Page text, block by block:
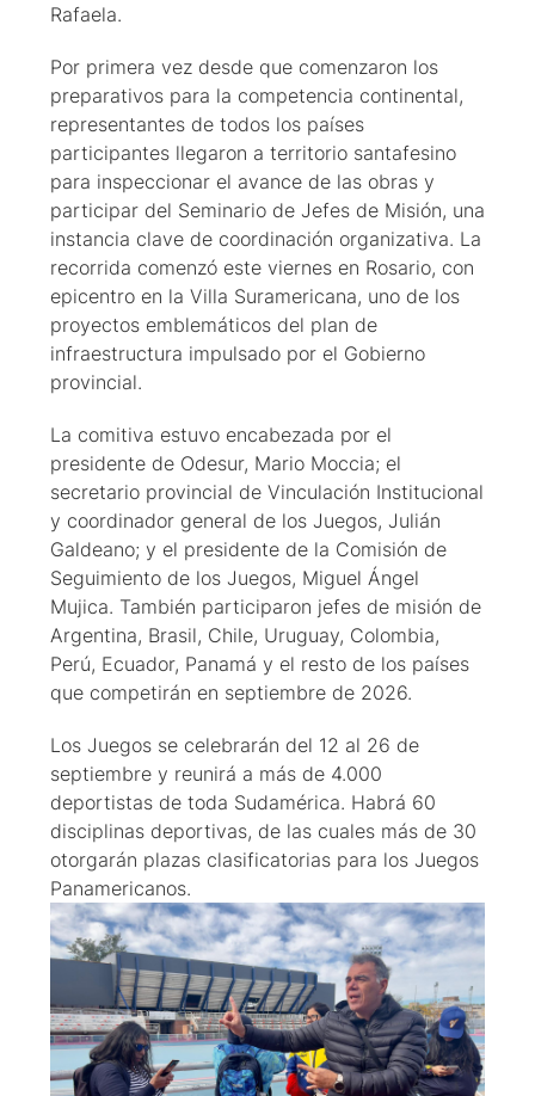
Rafaela.
Por primera vez desde que comenzaron los
preparativos para la competencia continental,
representantes de todos los países
participantes llegaron a territorio santafesino
para inspeccionar el avance de las obras y
participar del Seminario de Jefes de Misión, una
instancia clave de coordinación organizativa. La
recorrida comenzó este viernes en Rosario, con
epicentro en la Villa Suramericana, uno de los
proyectos emblemáticos del plan de
infraestructura impulsado por el Gobierno
provincial.
La comitiva estuvo encabezada por el
presidente de Odesur, Mario Moccia; el
secretario provincial de Vinculación Institucional
y coordinador general de los Juegos, Julián
Galdeano; y el presidente de la Comisión de
Seguimiento de los Juegos, Miguel Ángel
Mujica. También participaron jefes de misión de
Argentina, Brasil, Chile, Uruguay, Colombia,
Perú, Ecuador, Panamá y el resto de los países
que competirán en septiembre de 2026.
Los Juegos se celebrarán del 12 al 26 de
septiembre y reunirá a más de 4.000
deportistas de toda Sudamérica. Habrá 60
disciplinas deportivas, de las cuales más de 30
otorgarán plazas clasificatorias para los Juegos
Panamericanos.